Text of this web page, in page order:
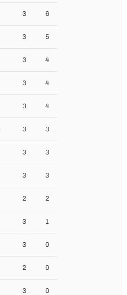
3 6
3 5
3 4
3 4
3 4
3 3
3 3
3 3
2 2
3 1
3 0
2 0
3 0